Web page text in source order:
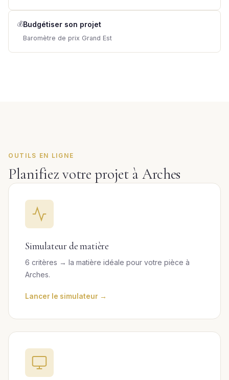
💰Budgétiser son projet
Baromètre de prix Grand Est
OUTILS EN LIGNE
Planifiez votre projet à Arches
Simulateur de matière
6 critères → la matière idéale pour votre pièce à
Arches.
Lancer le simulateur →